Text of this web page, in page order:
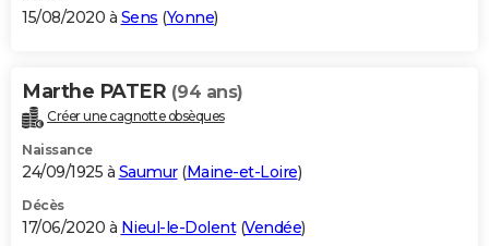
15/08/2020 à Sens (Yonne)
Marthe PATER (94 ans)
Créer une cagnotte obsèques
Naissance
24/09/1925 à Saumur(Maine-et-Loire)
Décès
17/06/2020 à Nieul-le-Dolent(Vendée)